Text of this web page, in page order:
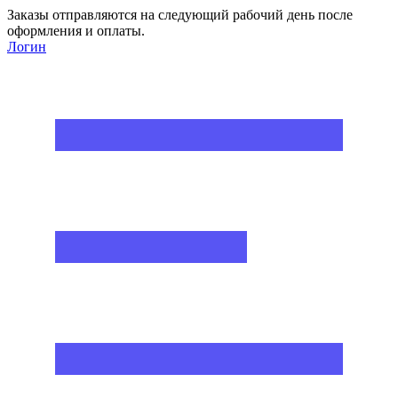
Заказы отправляются на следующий рабочий день после
оформления и оплаты.
Логин